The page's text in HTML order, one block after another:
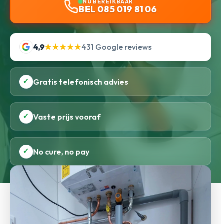
BEL 085 019 81 06
4,9★★★★★431 Google reviews
✓ Gratis telefonisch advies
✓ Vaste prijs vooraf
✓ No cure, no pay